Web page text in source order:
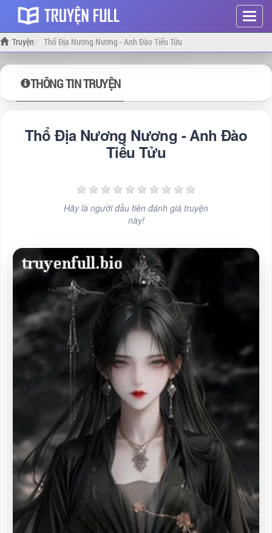
Hiện
menu
Truyện Thổ Địa Nương Nương - Anh Đào Tiểu Tửu
THÔNG TIN TRUYỆN
Thổ Địa Nương Nương - Anh Đào
Tiểu Tửu
Hãy là người đầu tiên đánh giá truyện
này!